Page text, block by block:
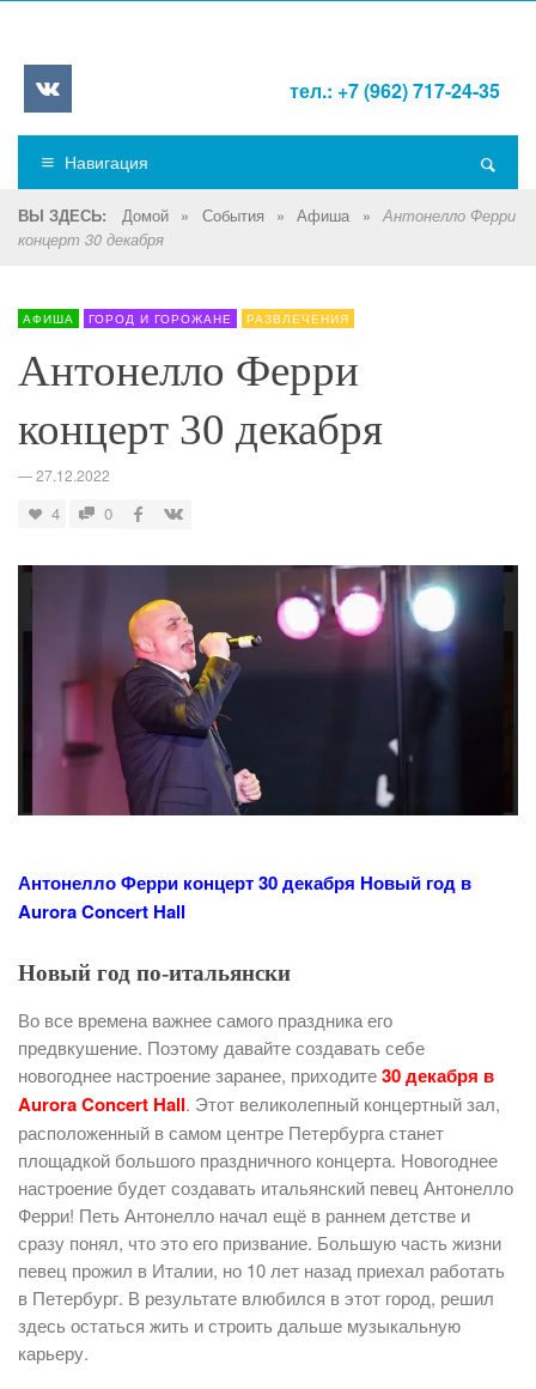
тел.: +7 (962) 717-24-35
Навигация
ВЫ ЗДЕСЬ: Домой » События » Афиша »
Антонелло Ферри
концерт 30 декабря
АФИША ГОРОД И ГОРОЖАНЕ РАЗВЛЕЧЕНИЯ
Антонелло Ферри
концерт 30 декабря
—27.12.2022
4 0
Антонелло Ферри концерт 30 декабря Новый год в
Aurora Concert Hall
Новый год по-итальянски
Во все времена важнее самого праздника его
предвкушение. Поэтому давайте создавать себе
новогоднее настроение заранее, приходите30 декабря в
Aurora Concert Hall. Этот великолепный концертный зал,
расположенный в самом центре Петербурга станет
площадкой большого праздничного концерта. Новогоднее
настроение будет создавать итальянский певец Антонелло
Ферри! Петь Антонелло начал ещё в раннем детстве и
сразу понял, что это его призвание. Большую часть жизни
певец прожил в Италии, но 10 лет назад приехал работать
в Петербург. В результате влюбился в этот город, решил
здесь остаться жить и строить дальше музыкальную
карьеру.